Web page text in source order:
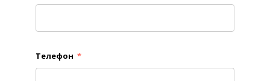
Телефон *